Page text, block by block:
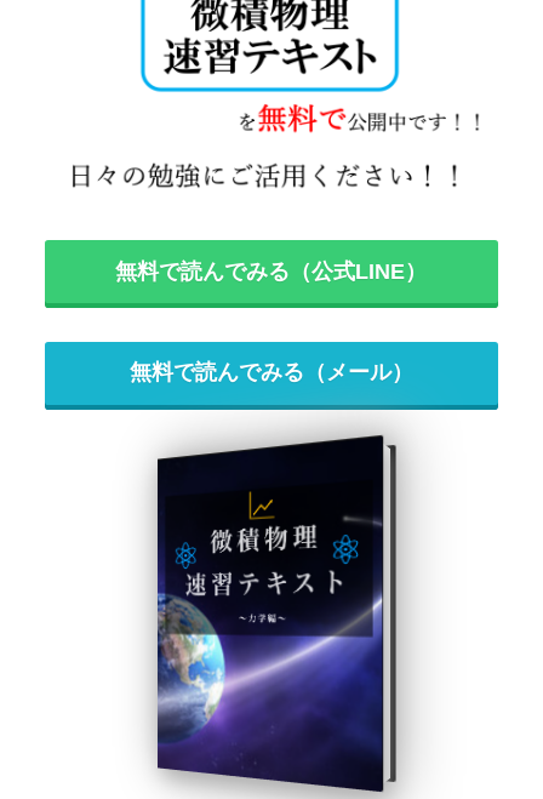
無料で読んでみる（公式LINE）
無料で読んでみる（メール）